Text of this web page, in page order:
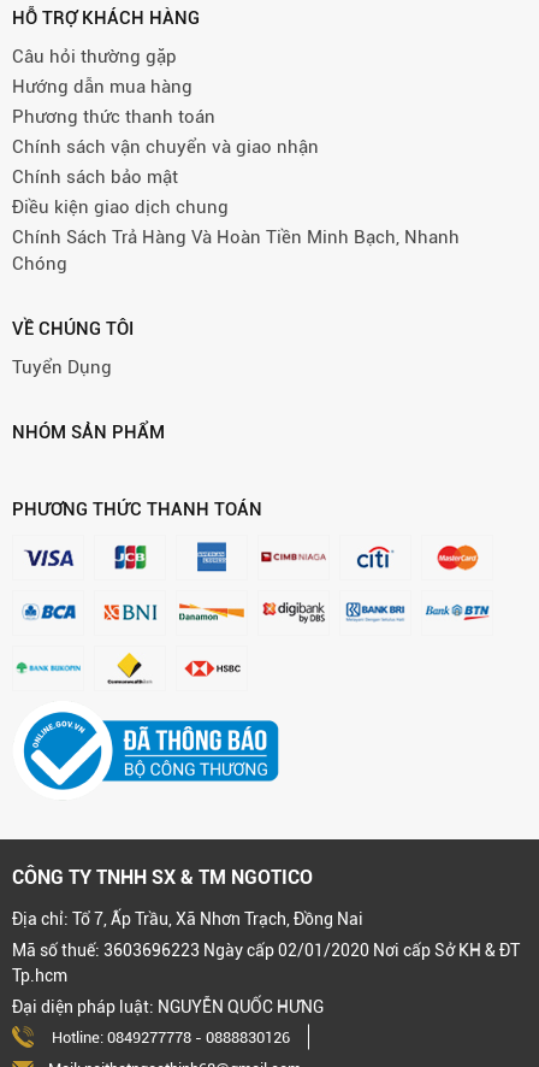
HỖ TRỢ KHÁCH HÀNG
Câu hỏi thường gặp
Hướng dẫn mua hàng
Phương thức thanh toán
Chính sách vận chuyển và giao nhận
Chính sách bảo mật
Điều kiện giao dịch chung
Chính Sách Trả Hàng Và Hoàn Tiền Minh Bạch, Nhanh
Chóng
VỀ CHÚNG TÔI
Tuyển Dụng
NHÓM SẢN PHẨM
PHƯƠNG THỨC THANH TOÁN
CÔNG TY TNHH SX & TM NGOTICO
Địa chỉ: Tổ 7, Ấp Trầu, Xã Nhơn Trạch, Đồng Nai
Mã số thuế: 3603696223 Ngày cấp 02/01/2020 Nơi cấp Sở KH & ĐT
Tp.hcm
Đại diện pháp luật: NGUYỄN QUỐC HƯNG
Hotline: 0849277778 - 0888830126